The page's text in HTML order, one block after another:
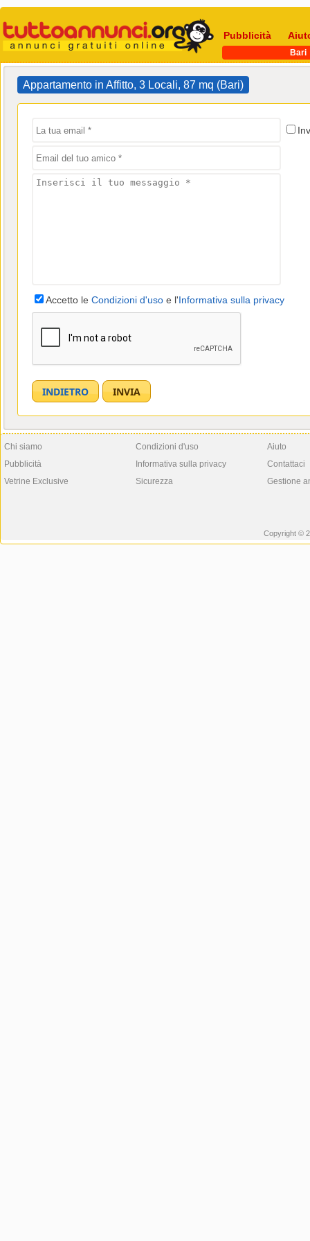
Pubblicità
Bari
Appartamento in Affitto, 3 Locali, 87 mq (Bari)
Accetto le Condizioni d'uso e l'Informativa sulla privacy
Chi siamo
Pubblicità
Vetrine Exclusive
Condizioni d'uso
Informativa sulla privacy
Sicurezza
Aiuto
Contattaci
Gestione
Copyright ©